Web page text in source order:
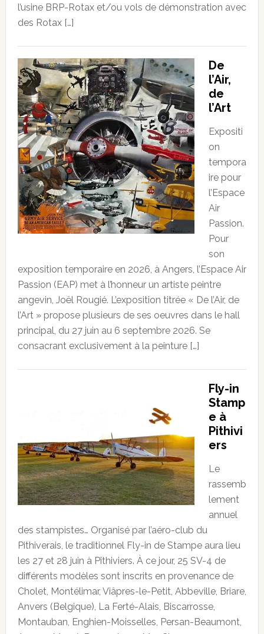
l’usine BRP-Rotax et/ou vols de démonstration avec
des Rotax […]
De
l’Air,
de
l’Art
Expositi
on
tempora
ire pour
l’Espace
Air
Passion.
Pour
son
exposition temporaire en 2026, à Angers, l’Espace Air
Passion (EAP) met à l’honneur un artiste peintre
angevin, Joël Rougié. L’exposition titrée « De l’Air, de
l’Art » propose plusieurs de ses oeuvres dans le hall
principal, du 27 juin au 6 septembre 2026. Se
consacrant exclusivement à la peinture […]
Fly-in
Stamp
e à
Pithivi
ers
Le
rassemb
lement
annuel
des stampistes… Organisé par l’aéro-club du
Pithiverais, le traditionnel Fly-in de Stampe aura lieu
les 27 et 28 juin à Pithiviers. À ce jour, 25 SV-4 de
différents modèles sont inscrits en provenance de
Cholet, Montélimar, Viâpres-le-Petit, Abbeville, Briare,
Anvers (Belgique), La Ferté-Alais, Biscarrosse,
Montauban, Enghien-Moisselles, Persan-Beaumont,